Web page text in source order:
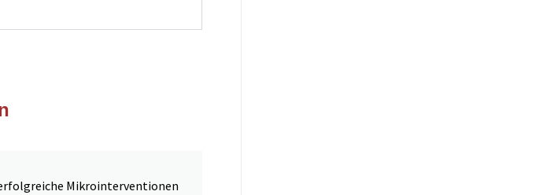
Mikrointerventionen